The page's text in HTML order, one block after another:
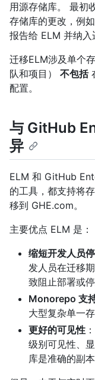
用源存储库。 最初
存储库的更改，例
报告给 ELM 并纳入
迁移ELM涉及单个
队和项目） 不包括
配置。
与 GitHub
异
ELM 和 GitHub
的工具，都支持将
移到 GHE.com。
主要优点 ELM 是：
缩短开发人员
发人员在迁移
致阻止部署或
Monorepo 支
大型复杂单一
更好的可见性
级别可见性、
库是准确的副本